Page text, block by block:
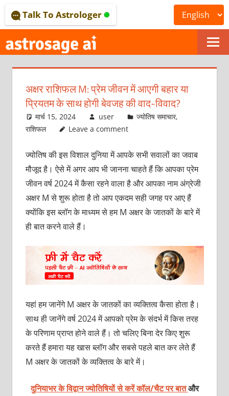
to
content
ONLINE
ASTROLOGICAL
JOURNAL
–
ASTROSAGE
MAGAZINE
Talk To Astrologer
अक्षर राशिफल M: प्रेम जीवन में आएगी बहार या
प्रियतम के साथ होगी बेवजह की वाद-विवाद?
मार्च 15, 2024 user ज्योतिष समाचार,
राशिफल
Leave a comment
ज्योतिष की इस विशाल दुनिया में आपके सभी सवालों का जवाब
मौजूद है। ऐसे में अगर आप भी जानना चाहते हैं कि आपका प्रेम
जीवन वर्ष 2024 में कैसा रहने वाला है और आपका नाम अंग्रेजी
अक्षर M से शुरू होता है तो आप एकदम सही जगह पर आए हैं
क्योंकि इस ब्लॉग के माध्यम से हम M अक्षर के जातकों के बारे में
ही बात करने वाले हैं।
यहां हम जानेंगे M अक्षर के जातकों का व्यक्तित्व कैसा होता है।
साथ ही जानेंगे वर्ष 2024 में आपको प्रेम के संदर्भ में किस तरह
के परिणाम प्राप्त होने वाले हैं। तो चलिए बिना देर किए शुरू
करते हैं हमारा यह खास ब्लॉग और सबसे पहले बात कर लेते हैं
M अक्षर के जातकों के व्यक्तित्व के बारे में।
दुनियाभर के विद्वान ज्योतिषियों से करें कॉल/चैट पर बातऔर